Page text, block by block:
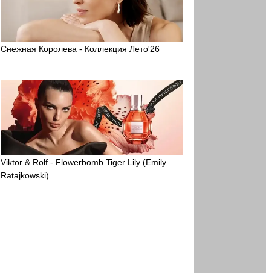
Снежная Королева - Коллекция Лето'26
Viktor & Rolf - Flowerbomb Tiger Lily (Emily
Ratajkowski)